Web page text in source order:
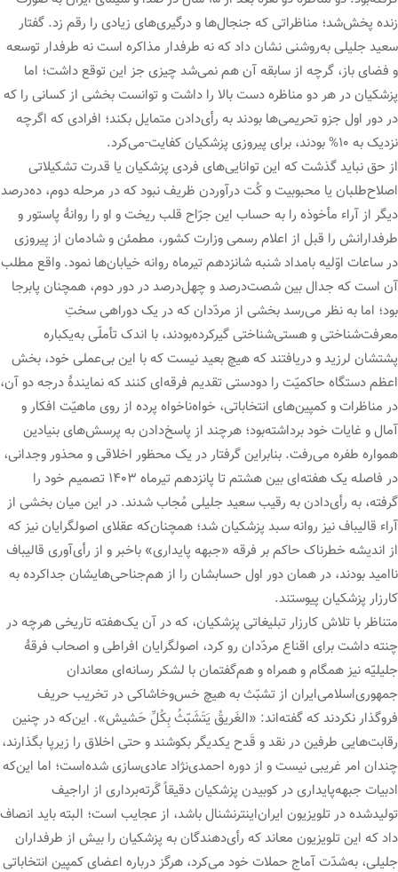
زنده پخش‌شد؛ مناظراتی که جنجال‌ها و درگیری‌های زیادی را رقم زد. گفتار
سعید جلیلی به‌روشنی نشان داد که نه طرفدار مذاکره است نه طرفدار توسعه
و فضای باز، گرچه از سابقه آن هم نمی‌شد چیزی جز این توقع داشت؛ اما
پزشکیان در هر دو مناظره دست بالا را داشت و توانست بخشی از کسانی را که
در دور اول جزو تحریمی‌ها بودند به رأی‌دادن متمایل بکند؛ افرادی که اگرچه
نزدیک به ۱۰% بودند، برای پیروزی پزشکیان کفایت-می‌کرد.
از حق نباید گذشت که این توانایی‌های فردی پزشکیان یا قدرت تشکیلاتی
اصلاح‌طلبان یا محبوبیت و کُت درآوردن ظریف نبود که در مرحله دوم، ده‌درصد
دیگر از آراء مأخوذه را به حساب این جرّاح قلب ریخت و او را روانۀ پاستور و
طرفدارانش را قبل از اعلام رسمی وزارت کشور، مطمئن و شادمان از پیروزی
در ساعات اوّلیه بامداد شنبه شانزدهم تیرماه روانه خیابان‌ها نمود. واقع مطلب
آن است که جدال بین شصت‌درصد و چهل‌درصد در دور دوم، همچنان پابرجا
بود؛ اما به نظر می‌رسد بخشی از مردّدان که در یک دوراهی سختِ
معرفت‌شناختی و هستی‌شناختی گیرکرده‌بودند، با اندک تأملّی به‌یکباره
پشتشان لرزید و دریافتند که هیچ بعید نیست که با این بی‌عملی خود، بخش
اعظم دستگاه حاکمیّت را دودستی تقدیم فرقه‌ای کنند که نمایندۀ درجه دو آن،
در مناظرات و کمپین‌های انتخاباتی، خواه‌ناخواه پرده از روی ماهیّت افکار و
آمال و غایات خود برداشته‌بود؛ هرچند از پاسخ‌دادن به پرسش‌های بنیادین
همواره طفره می‌رفت. بنابراین گرفتار در یک محظور اخلاقی و محذور وجدانی،
در فاصله یک هفته‌ای بین هشتم تا پانزدهم تیرماه ۱۴۰۳ تصمیم خود را
گرفته، به رأی‌دادن به رقیب سعید جلیلی مُجاب شدند. در این میان بخشی از
آراء قالیباف نیز روانه سبد پزشکیان شد؛ همچنان‌که عقلای اصولگرایان نیز که
از اندیشه خطرناک حاکم بر فرقه «جبهه پایداری» باخبر و از رأی‌آوری قالیباف
ناامید بودند، در همان دور اول حسابشان را از هم‌جناحی‌هایشان جداکرده به
کارزار پزشکیان پیوستند.
متناظر با تلاش کارزار تبلیغاتی پزشکیان، که در آن یک‌هفته تاریخی هرچه در
چنته‌ داشت برای اقناع مردّدان رو کرد، اصولگرایان افراطی و اصحاب فرقۀ
جلیلیّه نیز همگام و همراه و هم‌گفتمان با لشکر رسانه‌ای معاندان
جمهوری‌اسلامی‌ایران از تشبّث به هیچ خس‌وخاشاکی در تخریب حریف
فروگذار نکردند که گفته‌اند: «الغَریقُ یَتَشَبّثُ بِکُلِّ حَشیش». این‌که در چنین
رقابت‌هایی طرفین در نقد و قَدح یکدیگر بکوشند و حتی اخلاق را زیرپا بگذارند،
چندان امر غریبی نیست و از دوره احمدی‌نژاد عادی‌سازی شده‌است؛ اما این‌که
ادبیات جبهه‌پایداری در کوبیدن پزشکیان دقیقاً گَرته‌برداری از اراجیف
تولیدشده در تلویزیون ایران‌اینترنشنال باشد، از عجایب است؛ البته باید انصاف
داد که این تلویزیون معاند که رأی‌دهندگان به پزشکیان را بیش از طرفداران
جلیلی، به‌شدّت آماج حملات خود می‌کرد، هرگز درباره اعضای کمپین انتخاباتی